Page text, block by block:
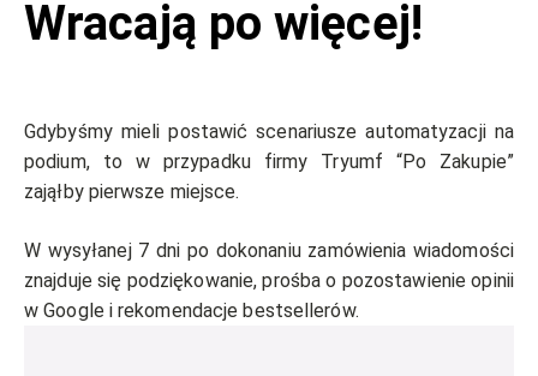
Wracają po więcej!
Gdybyśmy mieli postawić scenariusze automatyzacji na
podium, to w przypadku firmy Tryumf “Po Zakupie”
zająłby pierwsze miejsce.
W wysyłanej 7 dni po dokonaniu zamówienia wiadomości
znajduje się podziękowanie, prośba o pozostawienie opinii
w Google i rekomendacje bestsellerów.